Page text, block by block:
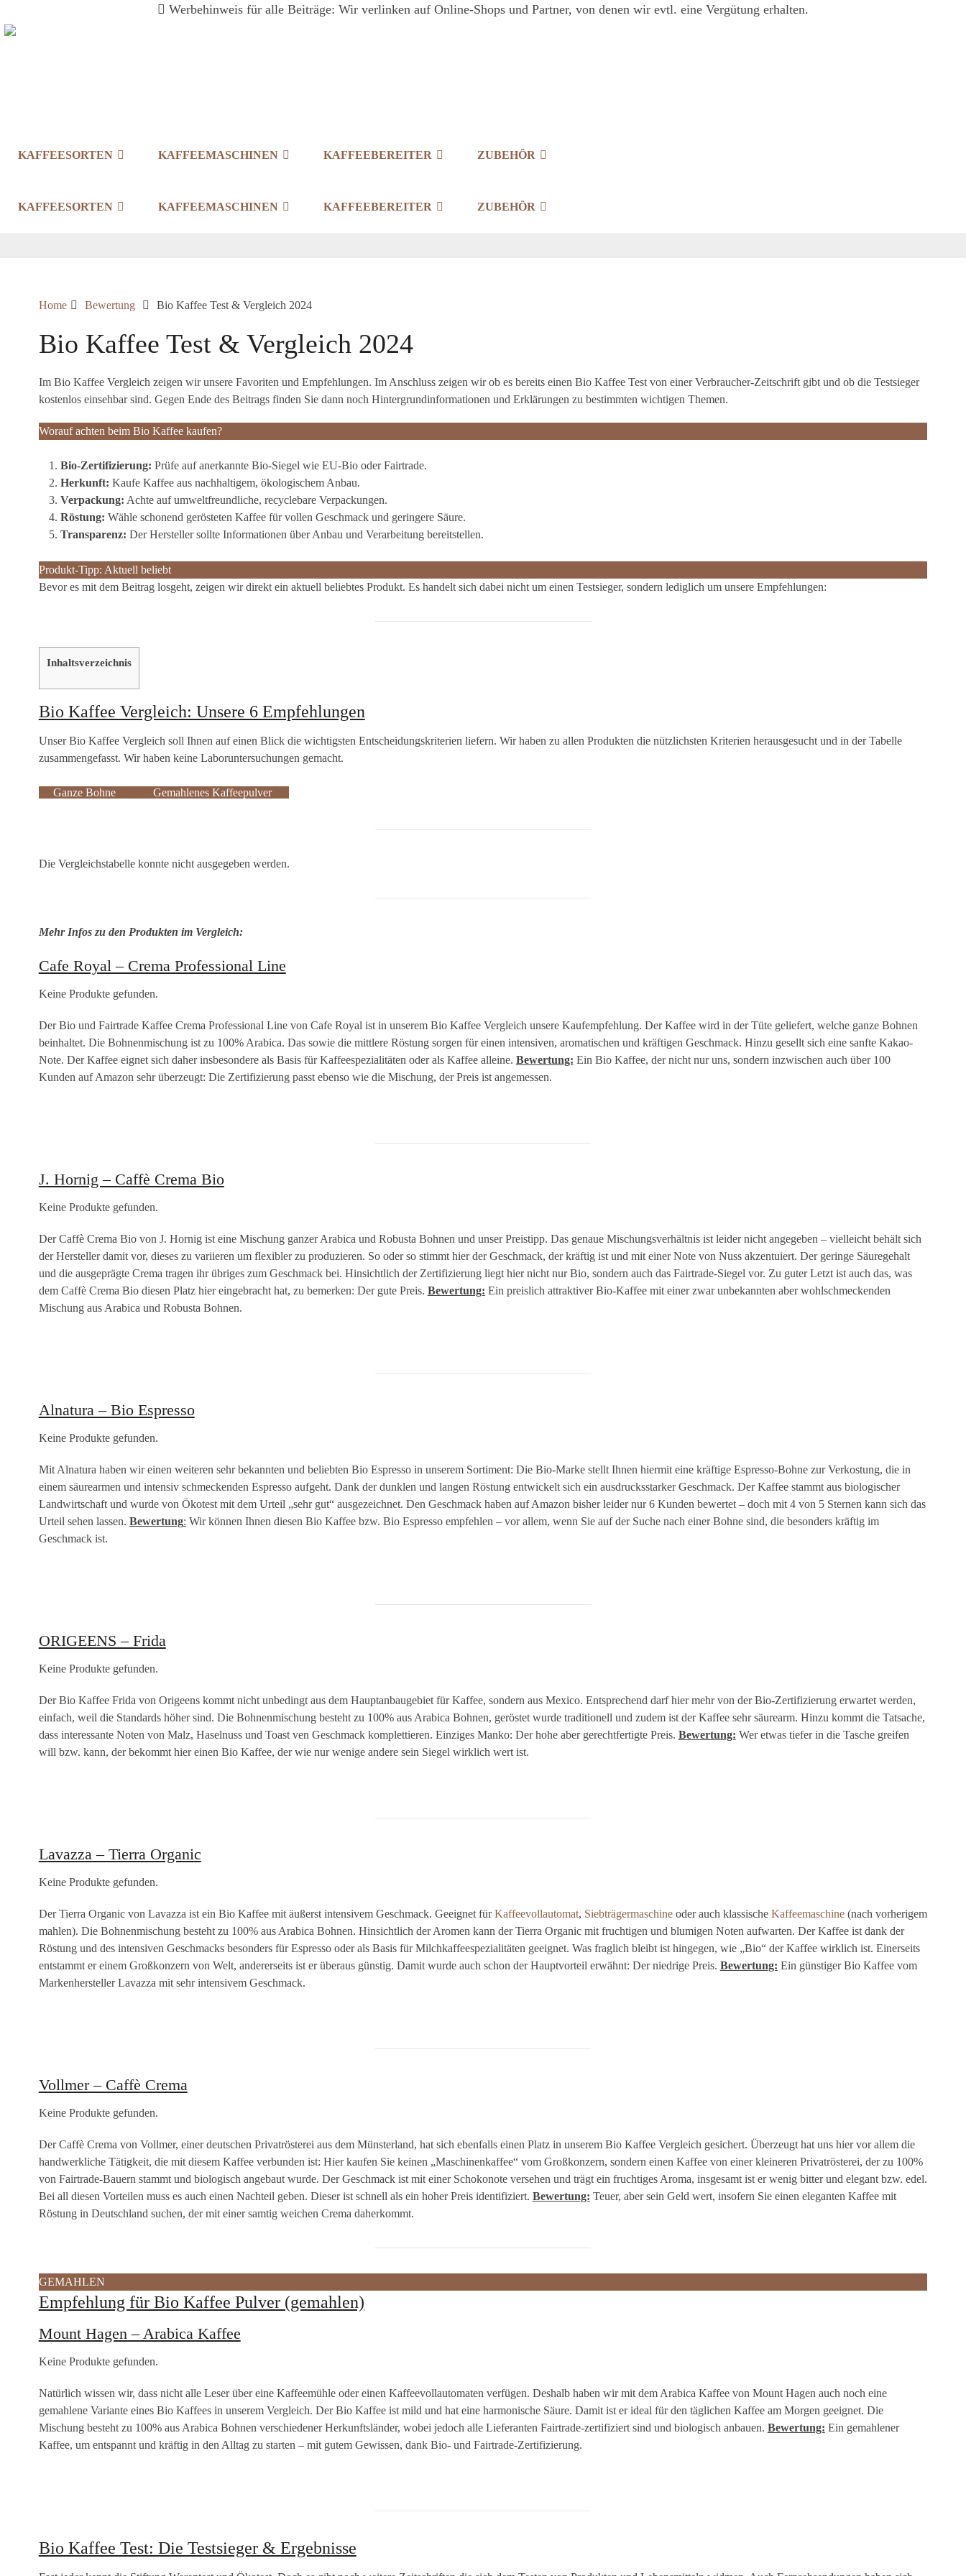
Werbehinweis für alle Beiträge: Wir verlinken auf Online-Shops und Partner, von denen wir evtl. eine Vergütung erhalten.
KAFFEESORTEN KAFFEEMASCHINEN KAFFEEBEREITER ZUBEHÖR
KAFFEESORTEN KAFFEEMASCHINEN KAFFEEBEREITER ZUBEHÖR
Home Bewertung Bio Kaffee Test & Vergleich 2024
Bio Kaffee Test & Vergleich 2024
Im Bio Kaffee Vergleich zeigen wir unsere Favoriten und Empfehlungen. Im Anschluss zeigen wir ob es bereits einen Bio Kaffee Test von einer Verbraucher-Zeitschrift gibt und ob die Testsieger
kostenlos einsehbar sind. Gegen Ende des Beitrags finden Sie dann noch Hintergrundinformationen und Erklärungen zu bestimmten wichtigen Themen.
Worauf achten beim Bio Kaffee kaufen?
Bio-Zertifizierung: Prüfe auf anerkannte Bio-Siegel wie EU-Bio oder Fairtrade.
Herkunft: Kaufe Kaffee aus nachhaltigem, ökologischem Anbau.
Verpackung: Achte auf umweltfreundliche, recyclebare Verpackungen.
Röstung: Wähle schonend gerösteten Kaffee für vollen Geschmack und geringere Säure.
Transparenz: Der Hersteller sollte Informationen über Anbau und Verarbeitung bereitstellen.
Produkt-Tipp: Aktuell beliebt
Bevor es mit dem Beitrag losgeht, zeigen wir direkt ein aktuell beliebtes Produkt. Es handelt sich dabei nicht um einen Testsieger, sondern lediglich um unsere Empfehlungen:
Inhaltsverzeichnis
Bio Kaffee Vergleich: Unsere 6 Empfehlungen
Unser Bio Kaffee Vergleich soll Ihnen auf einen Blick die wichtigsten Entscheidungskriterien liefern. Wir haben zu allen Produkten die nützlichsten Kriterien herausgesucht und in der Tabelle
zusammengefasst. Wir haben keine Laboruntersuchungen gemacht.
Ganze Bohne Gemahlenes Kaffeepulver
Die Vergleichstabelle konnte nicht ausgegeben werden.
Mehr Infos zu den Produkten im Vergleich:
Cafe Royal – Crema Professional Line
Keine Produkte gefunden.
Der Bio und Fairtrade Kaffee Crema Professional Line von Cafe Royal ist in unserem Bio Kaffee Vergleich unsere Kaufempfehlung. Der Kaffee wird in der Tüte geliefert, welche ganze Bohnen
beinhaltet. Die Bohnenmischung ist zu 100% Arabica. Das sowie die mittlere Röstung sorgen für einen intensiven, aromatischen und kräftigen Geschmack. Hinzu gesellt sich eine sanfte Kakao-
Note. Der Kaffee eignet sich daher insbesondere als Basis für Kaffeespezialitäten oder als Kaffee alleine. Bewertung: Ein Bio Kaffee, der nicht nur uns, sondern inzwischen auch über 100
Kunden auf Amazon sehr überzeugt: Die Zertifizierung passt ebenso wie die Mischung, der Preis ist angemessen.
J. Hornig – Caffè Crema Bio
Keine Produkte gefunden.
Der Caffè Crema Bio von J. Hornig ist eine Mischung ganzer Arabica und Robusta Bohnen und unser Preistipp. Das genaue Mischungsverhältnis ist leider nicht angegeben – vielleicht behält sich
der Hersteller damit vor, dieses zu variieren um flexibler zu produzieren. So oder so stimmt hier der Geschmack, der kräftig ist und mit einer Note von Nuss akzentuiert. Der geringe Säuregehalt
und die ausgeprägte Crema tragen ihr übriges zum Geschmack bei. Hinsichtlich der Zertifizierung liegt hier nicht nur Bio, sondern auch das Fairtrade-Siegel vor. Zu guter Letzt ist auch das, was
dem Caffè Crema Bio diesen Platz hier eingebracht hat, zu bemerken: Der gute Preis. Bewertung: Ein preislich attraktiver Bio-Kaffee mit einer zwar unbekannten aber wohlschmeckenden
Mischung aus Arabica und Robusta Bohnen.
Alnatura – Bio Espresso
Keine Produkte gefunden.
Mit Alnatura haben wir einen weiteren sehr bekannten und beliebten Bio Espresso in unserem Sortiment: Die Bio-Marke stellt Ihnen hiermit eine kräftige Espresso-Bohne zur Verkostung, die in
einem säurearmen und intensiv schmeckenden Espresso aufgeht. Dank der dunklen und langen Röstung entwickelt sich ein ausdrucksstarker Geschmack. Der Kaffee stammt aus biologischer
Landwirtschaft und wurde von Ökotest mit dem Urteil „sehr gut“ ausgezeichnet. Den Geschmack haben auf Amazon bisher leider nur 6 Kunden bewertet – doch mit 4 von 5 Sternen kann sich das
Urteil sehen lassen. Bewertung: Wir können Ihnen diesen Bio Kaffee bzw. Bio Espresso empfehlen – vor allem, wenn Sie auf der Suche nach einer Bohne sind, die besonders kräftig im
Geschmack ist.
ORIGEENS – Frida
Keine Produkte gefunden.
Der Bio Kaffee Frida von Origeens kommt nicht unbedingt aus dem Hauptanbaugebiet für Kaffee, sondern aus Mexico. Entsprechend darf hier mehr von der Bio-Zertifizierung erwartet werden,
einfach, weil die Standards höher sind. Die Bohnenmischung besteht zu 100% aus Arabica Bohnen, geröstet wurde traditionell und zudem ist der Kaffee sehr säurearm. Hinzu kommt die Tatsache,
dass interessante Noten von Malz, Haselnuss und Toast ven Geschmack komplettieren. Einziges Manko: Der hohe aber gerechtfertigte Preis. Bewertung: Wer etwas tiefer in die Tasche greifen
will bzw. kann, der bekommt hier einen Bio Kaffee, der wie nur wenige andere sein Siegel wirklich wert ist.
Lavazza – Tierra Organic
Keine Produkte gefunden.
Der Tierra Organic von Lavazza ist ein Bio Kaffee mit äußerst intensivem Geschmack. Geeignet fürKaffeevollautomat, Siebträgermaschineoder auch klassische Kaffeemaschine(nach vorherigem
mahlen). Die Bohnenmischung besteht zu 100% aus Arabica Bohnen. Hinsichtlich der Aromen kann der Tierra Organic mit fruchtigen und blumigen Noten aufwarten. Der Kaffee ist dank der
Röstung und des intensiven Geschmacks besonders für Espresso oder als Basis für Milchkaffeespezialitäten geeignet. Was fraglich bleibt ist hingegen, wie „Bio“ der Kaffee wirklich ist. Einerseits
entstammt er einem Großkonzern von Welt, andererseits ist er überaus günstig. Damit wurde auch schon der Hauptvorteil erwähnt: Der niedrige Preis. Bewertung: Ein günstiger Bio Kaffee vom
Markenhersteller Lavazza mit sehr intensivem Geschmack.
Vollmer – Caffè Crema
Keine Produkte gefunden.
Der Caffè Crema von Vollmer, einer deutschen Privatrösterei aus dem Münsterland, hat sich ebenfalls einen Platz in unserem Bio Kaffee Vergleich gesichert. Überzeugt hat uns hier vor allem die
handwerkliche Tätigkeit, die mit diesem Kaffee verbunden ist: Hier kaufen Sie keinen „Maschinenkaffee“ vom Großkonzern, sondern einen Kaffee von einer kleineren Privatrösterei, der zu 100%
von Fairtrade-Bauern stammt und biologisch angebaut wurde. Der Geschmack ist mit einer Schokonote versehen und trägt ein fruchtiges Aroma, insgesamt ist er wenig bitter und elegant bzw. edel.
Bei all diesen Vorteilen muss es auch einen Nachteil geben. Dieser ist schnell als ein hoher Preis identifiziert. Bewertung: Teuer, aber sein Geld wert, insofern Sie einen eleganten Kaffee mit
Röstung in Deutschland suchen, der mit einer samtig weichen Crema daherkommt.
GEMAHLEN
Empfehlung für Bio Kaffee Pulver (gemahlen)
Mount Hagen – Arabica Kaffee
Keine Produkte gefunden.
Natürlich wissen wir, dass nicht alle Leser über eine Kaffeemühle oder einen Kaffeevollautomaten verfügen. Deshalb haben wir mit dem Arabica Kaffee von Mount Hagen auch noch eine
gemahlene Variante eines Bio Kaffees in unserem Vergleich. Der Bio Kaffee ist mild und hat eine harmonische Säure. Damit ist er ideal für den täglichen Kaffee am Morgen geeignet. Die
Mischung besteht zu 100% aus Arabica Bohnen verschiedener Herkunftsländer, wobei jedoch alle Lieferanten Fairtrade-zertifiziert sind und biologisch anbauen. Bewertung: Ein gemahlener
Kaffee, um entspannt und kräftig in den Alltag zu starten – mit gutem Gewissen, dank Bio- und Fairtrade-Zertifizierung.
Bio Kaffee Test: Die Testsieger & Ergebnisse